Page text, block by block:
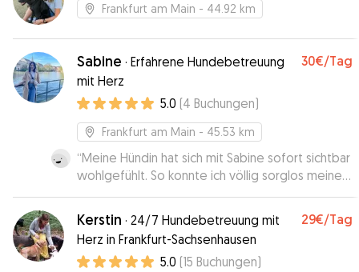
finden, der wirklich Erfahrung mit Hunden hat, sie
Marie uns immer ein sehr gutes Gefühl gegeben.
Sie war kompetent und flexibel und hat sich mit
uns zu einem Kennenlernen getroffen. Das hat
uns sehr geholfen. Wir hätten uns niemand
besseren für unseren Hund wünschen können.
Frankfurt am Main - 44.92 km
Sabine · Erfahrene Hundebetreuung
mit Herz
30€/Tag
5.0 (4 Buchungen)
Frankfurt am Main - 45.53 km
“Meine Hündin hat sich mit Sabine sofort sichtbar
wohlgefühlt. So konnte ich völlig sorglos meiner
Studientagung in Frankfurt nachgehen. Die
Planung und die Übergaben für das Sitting waren
unkompliziert und verlässlich. Man spürt auch
sofort, die Zuneigung und das Gespür von
Sabine für Hunde. Meine absolut
Kerstin · 24/7 Hundebetreuung mit
Herz in Frankfurt-Sachsenhausen
29€/Tag
5.0 (15 Buchungen)